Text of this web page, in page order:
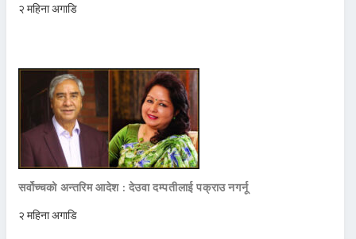
२ महिना अगाडि
सर्वोच्चको अन्तरिम आदेश : देउवा दम्पतीलाई पक्राउ नगर्नू
२ महिना अगाडि